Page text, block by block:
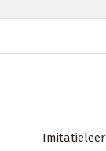
Imitatieleer